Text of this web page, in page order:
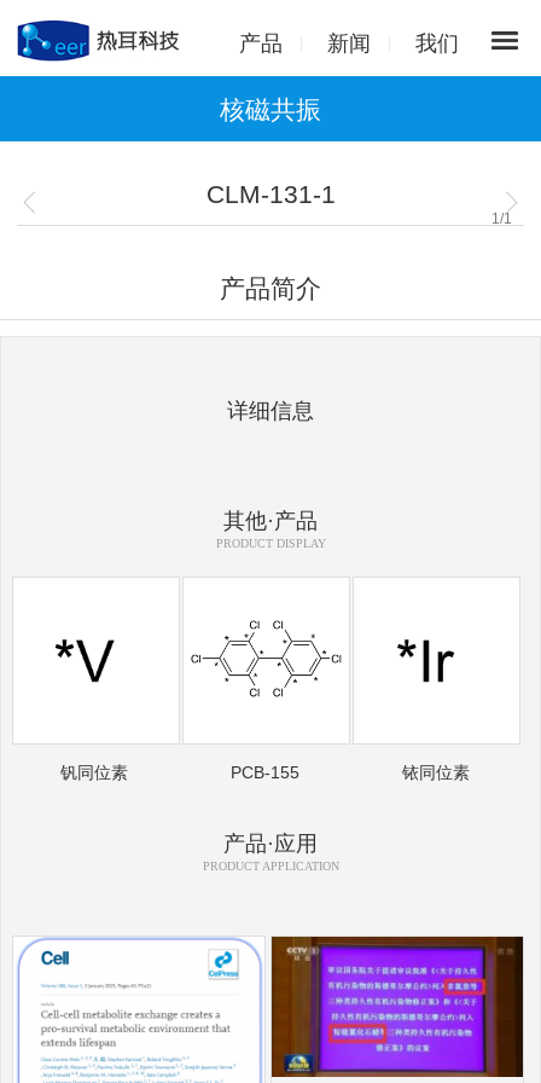
产品 新闻 我们
核磁共振
CLM-131-1
1 /1
产品简介
详细信息
其他·产品
PRODUCT DISPLAY
钒同位素 PCB-155 铱同位素
产品·应用
PRODUCT APPLICATION